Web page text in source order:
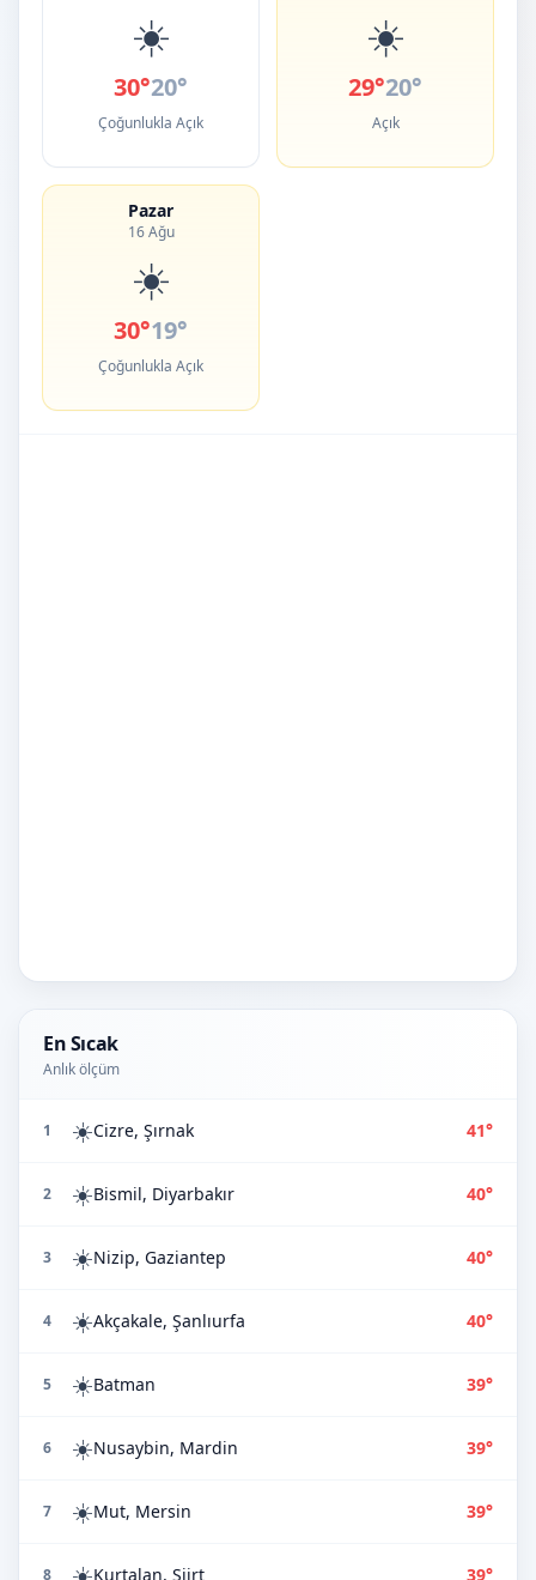
☀️
30°20°
Çoğunlukla Açık
☀️
29°20°
Açık
Pazar
16 Ağu
☀️
30°19°
Çoğunlukla Açık
En Sıcak
Anlık ölçüm
1 ☀️Cizre, Şırnak 41°
2 ☀️Bismil, Diyarbakır 40°
3 ☀️Nizip, Gaziantep 40°
4 ☀️Akçakale, Şanlıurfa 40°
5 ☀️Batman 39°
6 ☀️Nusaybin, Mardin 39°
7 ☀️Mut, Mersin 39°
8 Kurtalan, Siirt 39°